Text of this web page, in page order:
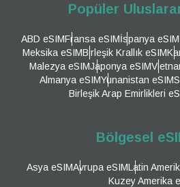
Popüler
ABD eSIMFransa eSIMİspanya eSIM
Meksika eSIMBirleşik Krallık eSIM
Malezya eSIMJaponya eSIM
Almanya eSIMYunanistan eSIM
Birleşik Arap Emirlikleri
Bölgesel
Asya eSIMAvrupa eSIMLatin
Kuzey Amerika